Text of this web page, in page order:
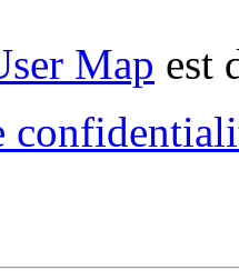
Map est